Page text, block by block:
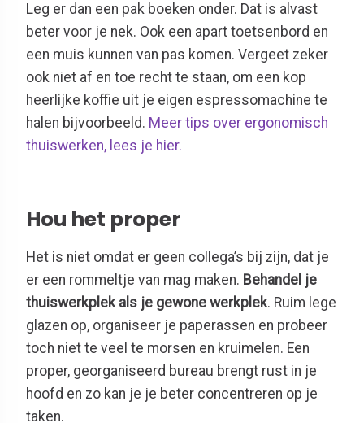
Leg er dan een pak boeken onder. Dat is alvast
beter voor je nek. Ook een apart toetsenbord en
een muis kunnen van pas komen. Vergeet zeker
ook niet af en toe recht te staan, om een kop
heerlijke koffie uit je eigen espressomachine te
halen bijvoorbeeld. Meer tips over ergonomisch
thuiswerken, lees je hier.
Hou het proper
Het is niet omdat er geen collega’s bij zijn, dat je
er een rommeltje van mag maken. Behandel je
thuiswerkplek als je gewone werkplek. Ruim lege
glazen op, organiseer je paperassen en probeer
toch niet te veel te morsen en kruimelen. Een
proper, georganiseerd bureau brengt rust in je
hoofd en zo kan je je beter concentreren op je
taken.